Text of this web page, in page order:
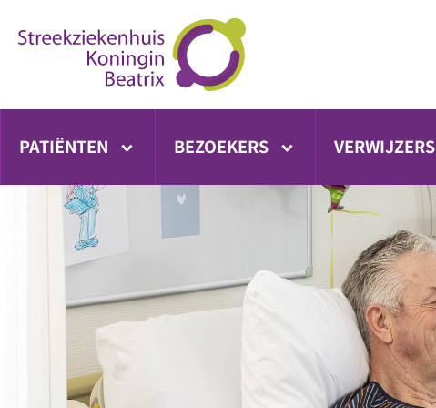
direct
PATIËNTEN BEZOEKERS VERWIJZERS